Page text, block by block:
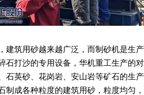
建筑用砂越来越广泛，而制砂机是生产
石打沙的专用设备，华机重工生产的对
石英砂、花岗岩、安山岩等矿石的生产
制成各种粒度的建筑用砂，粒度均匀，